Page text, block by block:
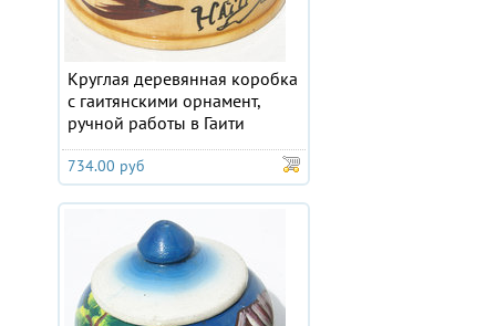
Круглая деревянная коробка
с гаитянскими орнамент,
ручной работы в Гаити
734.00 руб